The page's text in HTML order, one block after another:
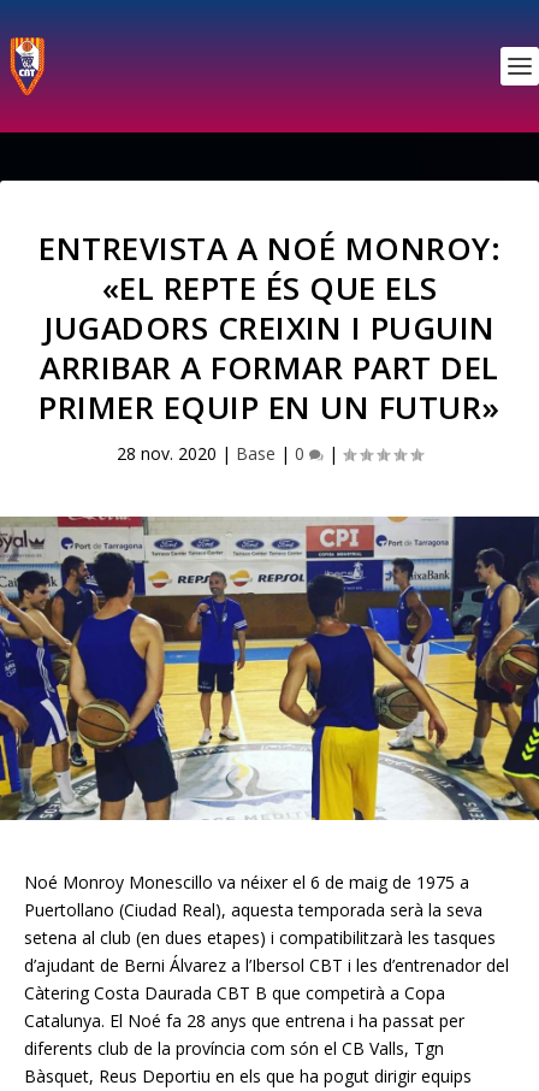
ENTREVISTA A NOÉ MONROY:
«EL REPTE ÉS QUE ELS
JUGADORS CREIXIN I PUGUIN
ARRIBAR A FORMAR PART DEL
PRIMER EQUIP EN UN FUTUR»
28 nov. 2020 | Base | 0 |
Noé Monroy Monescillo va néixer el 6 de maig de 1975 a
Puertollano (Ciudad Real), aquesta temporada serà la seva
setena al club (en dues etapes) i compatibilitzarà les tasques
d’ajudant de Berni Álvarez a l’Ibersol CBT i les d’entrenador del
Càtering Costa Daurada CBT B que competirà a Copa
Catalunya. El Noé fa 28 anys que entrena i ha passat per
diferents club de la província com són el CB Valls, Tgn
Bàsquet, Reus Deportiu en els que ha pogut dirigir equips